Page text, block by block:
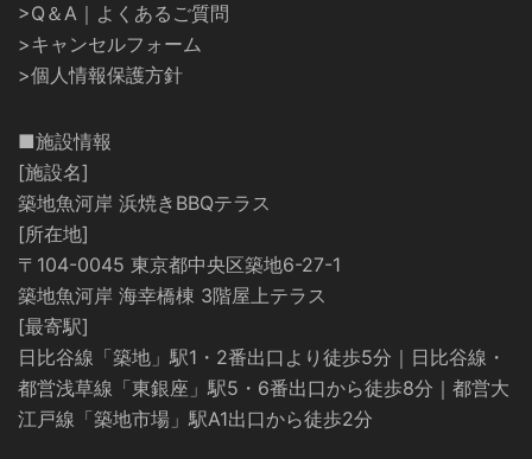
>Q＆A｜よくあるご質問
>キャンセルフォーム
>個人情報保護方針
■施設情報
[施設名]
築地魚河岸 浜焼きBBQテラス
[所在地]
〒104-0045 東京都中央区築地6-27-1
築地魚河岸 海幸橋棟 3階屋上テラス
[最寄駅]
日比谷線「築地」駅1・2番出口より徒歩5分｜日比谷線・
都営浅草線「東銀座」駅5・6番出口から徒歩8分｜都営大
江戸線「築地市場」駅A1出口から徒歩2分